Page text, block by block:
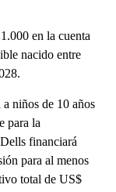
en la cuenta
nacido entre
niños de 10 años
para la
financiará
para al menos
total de US$